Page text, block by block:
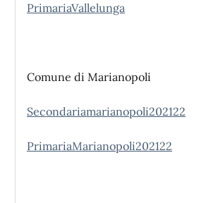
PrimariaVallelunga
Comune di Marianopoli
Secondariamarianopoli202122
PrimariaMarianopoli202122